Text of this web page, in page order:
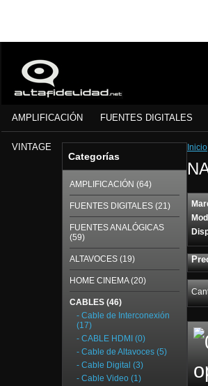
AMPLIFICACIÓN FUENTES DIGITALES
VINTAGE
Categorías
AMPLIFICACIÓN (64)
FUENTES DIGITALES (21)
FUENTES ANALÓGICAS
(59)
ALTAVOCES (19)
HOME CINEMA (20)
CABLES (46)
- Cable de Interconexión
(17)
- CABLE HDMI (0)
- Cable de Altavoces (5)
- Cable Digital (3)
- Cable Video (1)
Inicio